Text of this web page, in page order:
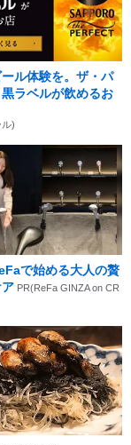
ル体験を。ザ・パ
ラベルが飲めるお
)
で始める大人の贅
PR(ReFa GINZA on CR